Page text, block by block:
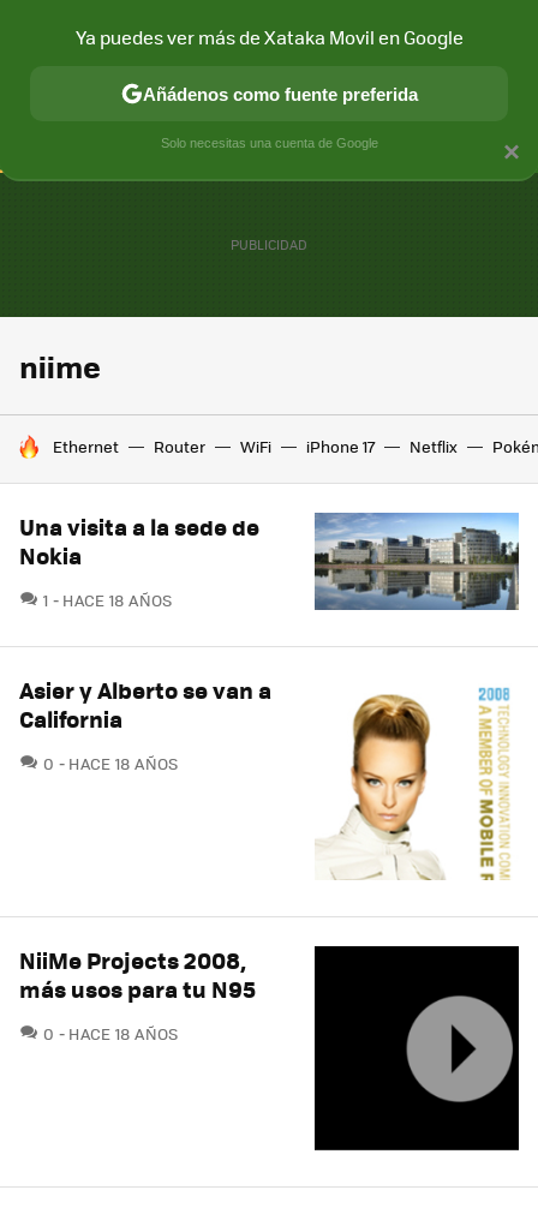
CONECTIVIDAD MÓVIL Y SOCIEDAD APLICACIONES
niime
HOY SE HABLA DE
Ethernet Router WiFi iPhone 17 Netflix
Una visita a la sede de
Nokia
1 COMENTARIOS
HACE 18 AÑOS
Asier y Alberto se van a
California
0 COMENTARIOS
HACE 18 AÑOS
NiiMe Projects 2008,
más usos para tu N95
0 COMENTARIOS
HACE 18 AÑOS
×
Ya puedes ver más de Xataka Movil en Google
Añádenos como fuente preferida
Solo necesitas una cuenta de Google